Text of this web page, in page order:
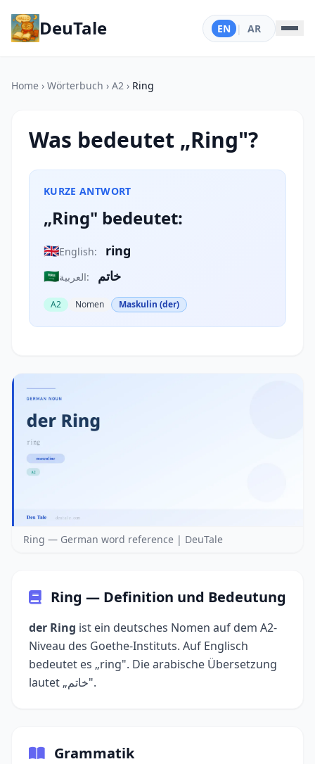
DeuTale EN | AR
Home › Wörterbuch › A2 › Ring
Was bedeutet „Ring"?
KURZE ANTWORT
„Ring" bedeutet:
🇬🇧English:
ring
🇸🇦
العربية: خاتم
A2 Nomen Maskulin (der)
Ring — German word reference | DeuTale
Ring — Definition und Bedeutung
der Ring ist ein deutsches Nomen auf dem A2-
Niveau des Goethe-Instituts. Auf Englisch
bedeutet es „ring". Die arabische Übersetzung
lautet „خاتم".
Grammatik